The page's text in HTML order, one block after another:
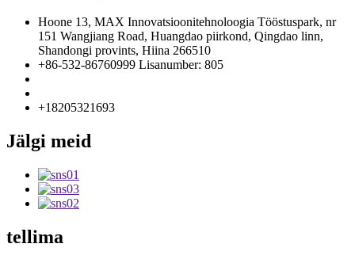
Hoone 13, MAX Innovatsioonitehnoloogia Tööstuspark, nr
151 Wangjiang Road, Huangdao piirkond, Qingdao linn,
Shandongi provints, Hiina 266510
+86-532-86760999 Lisanumber: 805
+18205321693
Jälgi meid
tellima